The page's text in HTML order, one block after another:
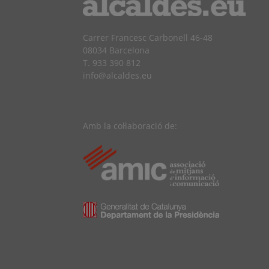
Carrer Francesc Carbonell 46-48
08034 Barcelona
T. 933 390 812
info@alcaldes.eu
Amb la col·laboració de: